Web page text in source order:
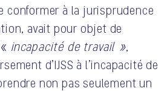
conformer à la jurisprudence
avait pour objet de
incapacité de travail »,
d’IJSS à l’incapacité de
non pas seulement un